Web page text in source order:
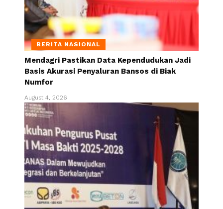
BERITA NASIONAL
Mendagri Pastikan Data Kependudukan Jadi
Basis Akurasi Penyaluran Bansos di Biak
Numfor
August 4, 2026